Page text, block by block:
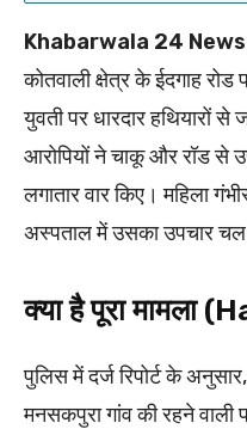
Khabarwala 24
कोतवाली क्षेत्र के ईदगाह
युवती पर धारदार हथियारों से
आरोपियों ने चाकू और रॉड से
लगातार वार किए। महिला
अस्पताल में उसका उपचार चल
क्या है पूरा मामला
पुलिस में दर्ज रिपोर्ट के
मनसकपुरा गांव की रहने वाली